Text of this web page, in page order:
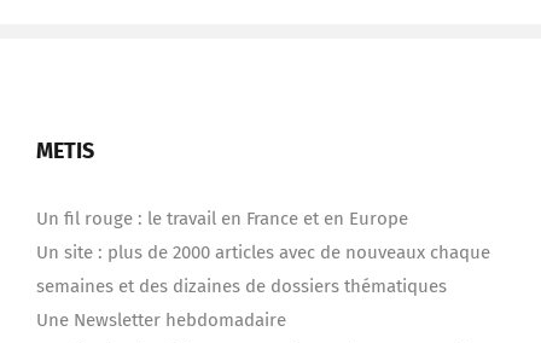
METIS
Un fil rouge : le travail en France et en Europe
Un site : plus de 2000 articles avec de nouveaux chaque
semaines et des dizaines de dossiers thématiques
Une Newsletter hebdomadaire